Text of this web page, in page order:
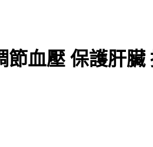
節血壓 保護肝臟